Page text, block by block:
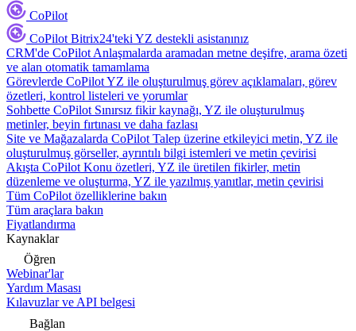
CoPilot
CoPilot Bitrix24'teki YZ destekli asistanınız
CRM'de CoPilot Anlaşmalarda aramadan metne deşifre, arama özeti
ve alan otomatik tamamlama
Görevlerde CoPilotYZ ile oluşturulmuş görev açıklamaları, görev
özetleri, kontrol listeleri ve yorumlar
Sohbette CoPilot Sınırsız fikir kaynağı, YZ ile oluşturulmuş
metinler, beyin fırtınası ve daha fazlası
Site ve Mağazalarda CoPilot Talep üzerine etkileyici metin, YZ ile
oluşturulmuş görseller, ayrıntılı bilgi istemleri ve metin çevirisi
Akışta CoPilot Konu özetleri, YZ ile üretilen fikirler, metin
düzenleme ve oluşturma, YZ ile yazılmış yanıtlar, metin çevirisi
Tüm CoPilot özelliklerine bakın
Tüm araçlara bakın
Fiyatlandırma
Kaynaklar
Öğren
Webinar'lar
Yardım Masası
Kılavuzlar ve API belgesi
Bağlan